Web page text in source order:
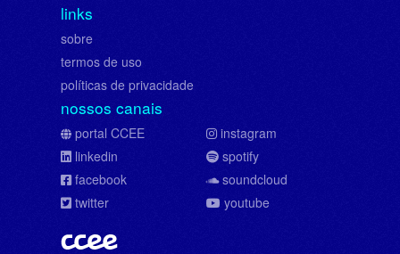
links
sobre
termos de uso
políticas de privacidade
nossos canais
portal CCEE
linkedin
facebook
twitter
instagram
spotify
soundcloud
youtube